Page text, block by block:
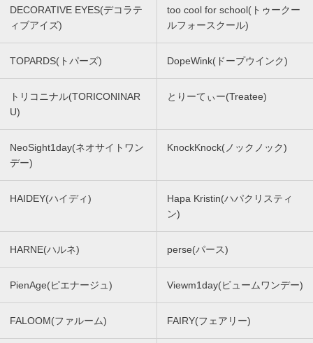
DECORATIVE EYES(デコラテ
ィブアイズ)
too cool for school(トゥークー
ルフォースクール)
TOPARDS(トパーズ) DopeWink(ドープウインク)
トリコニナル(TORICONINAR
U)
とりーてぃー(Treatee)
NeoSight1day(ネオサイトワン
デー)
KnockKnock(ノックノック)
HAIDEY(ハイディ)
Hapa Kristin(ハパクリスティ
ン)
HARNE(ハルネ) perse(パース)
PienAge(ピエナージュ) Viewm1day(ビュームワンデー)
FALOOM(ファルーム) FAIRY(フェアリー)